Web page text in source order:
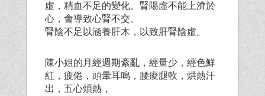
虛，精血不足的變化。腎陽虛不能上濟於
心，會導致心腎不交、
腎陰不足以涵養肝木，以致肝腎陰虛。
陳小姐的月經週期紊亂，經量少，經色鮮
紅，疲倦，頭暈耳鳴，腰痠腿軟，烘熱汗
出，五心煩熱，